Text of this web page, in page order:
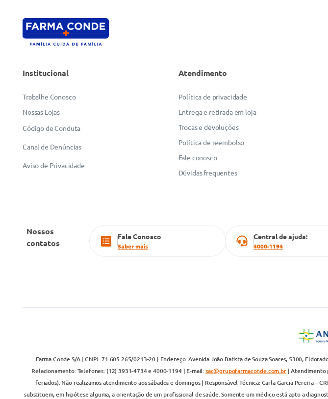
Institucional
Trabalhe Conosco
Nossas Lojas
Código de Conduta
Canal de Denúncias
Aviso de Privacidade
Atendimento
Política de privacidade
Entrega e retirada em loja
Trocas e devoluções
Política de reembolso
Fale conosco
Dúvidas frequentes
Nossos
contatos
Fale Conosco
Saber mais
Central de ajuda:
4000-1194
Farma Conde S/A | CNPJ: 71.605.265/0213-20 | Endereço: Avenida João Batista de Souza Soares, 5300,
Relacionamento: Telefones: (12) 3931-4734 e 4000-1194 | E-mail:sac@grupofarmaconde.com.br| Atendimento
feriados). Não realizamos atendimento aos sábados e domingos | Responsável Técnica: Carla Garcia Pereira –
substituem, em hipótese alguma, a orientação de um profissional de saúde. Somente um médico está apto a